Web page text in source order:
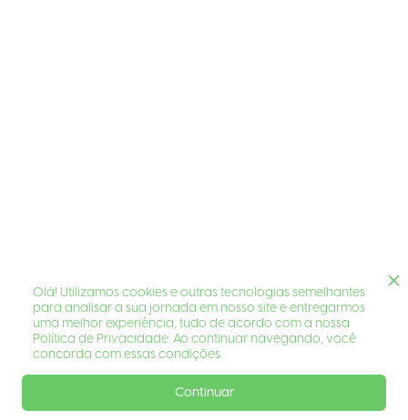
Olá! Utilizamos cookies e outras tecnologias semelhantes
para analisar a sua jornada em nosso site e entregarmos
uma melhor experiência, tudo de acordo com a nossa
Política de Privacidade. Ao continuar navegando, você
concorda com essas condições.
Continuar